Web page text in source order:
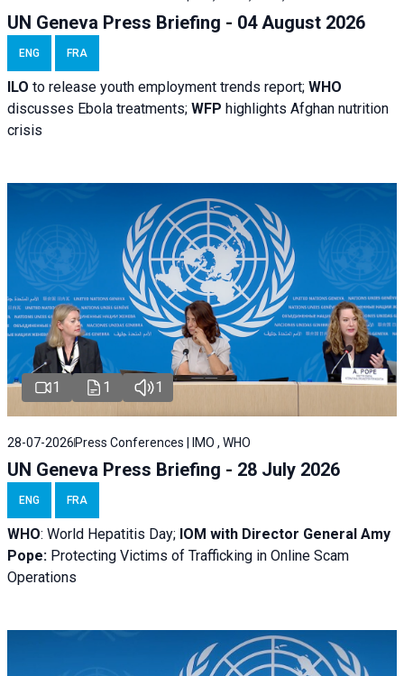
UN Geneva Press Briefing - 04 August 2026
ENG FRA
ILO to release youth employment trends report; WHO
discusses Ebola treatments; WFP highlights Afghan nutrition
crisis
1 1 1
28-07-2026 Press Conferences | IMO , WHO
UN Geneva Press Briefing - 28 July 2026
ENG FRA
WHO: World Hepatitis Day; IOM with Director General Amy
Pope: Protecting Victims of Trafficking in Online Scam
Operations